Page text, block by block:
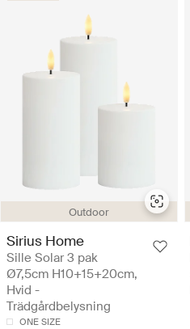
Outdoor
Sirius Home
Sille Solar 3 pak
Ø7,5cm H10+15+20cm,
Hvid -
Trädgårdbelysning
ONE SIZE